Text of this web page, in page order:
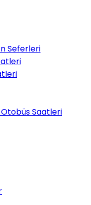
Seferleri
Otobüs Saatleri